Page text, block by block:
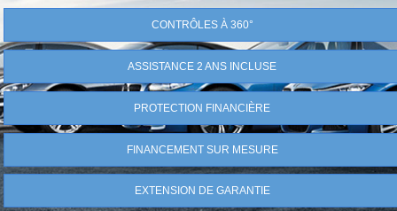
CONTRÔLES À 360°
ASSISTANCE 2 ANS INCLUSE
PROTECTION FINANCIÈRE
FINANCEMENT SUR MESURE
EXTENSION DE GARANTIE